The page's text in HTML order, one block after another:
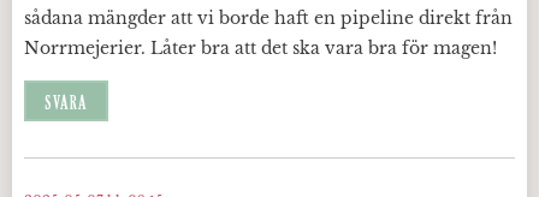
sådana mängder att vi borde haft en pipeline direkt från
Norrmejerier. Låter bra att det ska vara bra för magen!
SVARA